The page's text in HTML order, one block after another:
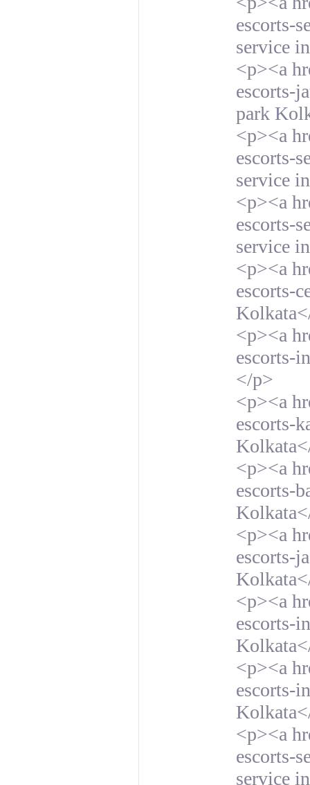
escorts-
service
<p><a
escorts-
park
<p><a
escorts-
service
<p><a
escorts-
service
<p><a
escorts-
<p><a
escorts-
</p>
<p><a
escorts-
<p><a
escorts-
<p><a
escorts-
<p><a
escorts-
<p><a
escorts-
<p><a
escorts-
service